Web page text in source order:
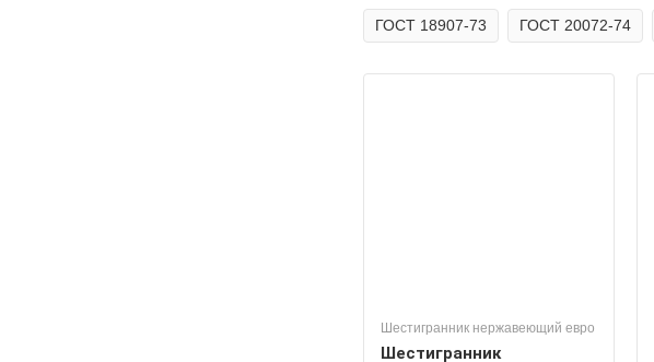
ГОСТ 18907-73 ГОСТ 20072-74
Шестигранник нержавеющий евро
Шестигранник